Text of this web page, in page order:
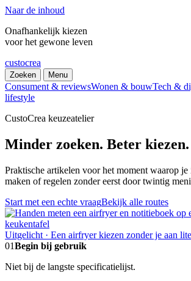
Naar de inhoud
Onafhankelijk kiezen
voor het gewone leven
custocrea
Zoeken Menu
Consument & reviewsWonen & bouwTech &
lifestyle
CustoCrea keuzeatelier
Minder zoeken. Beter kiezen.
Praktische artikelen voor het moment waarop
maken of regelen zonder eerst door twintig
Start met een echte vraagBekijk alle routes
Uitgelicht · Een airfryer kiezen zonder je aan
01Begin bij gebruik
Niet bij de langste specificatielijst.